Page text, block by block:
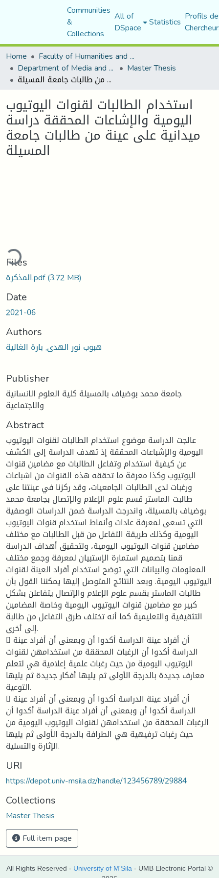
Communities
&
Collections
All of
DSpace Statistics Profils
Home
Faculty of Humanities and Social Sciences
Department of Media and Communication Studies Master Thesis
استخدام الطالبات لقنوات اليوتيوب اليومية والإشاعات المحققة دراسة ميدانية على عينة من طالبات جامعة المسيلة
استخدام الطالبات لقنوات اليوتيوب
اليومية والإشاعات المحققة دراسة
ميدانية على عينة من طالبات جامعة
المسيلة
Files
المذكرة.pdf(3.72 MB)
Date
2021-06
Authors
هبوب نور الهدى, بارة الغالية
Publisher
جامعة محمد بوضياف بالمسيلة كلية العلوم الانسانية
والاجتماعية
Abstract
عالجت الدراسة موضوع استخدام الطالبات لقنوات اليوتيوب
اليومية والإشباعات المحققة إذ تهدف الدراسة إلى الكشف
عن كيفية استخدام وتفاعل الطالبات مع مضامين قنوات
اليوتيوب وكذا معرفة ما تحققه هذه القنوات من اشباعات
ورغبات لدى الطالبات الجامعيات، وقد ركزنا في عينتنا على
طالبت الماستر قسم علوم الإعلام والإتصال بجامعة محمد
بوضياف بالمسيلة، واندرجت الدراسة ضمن الدراسات الوصفية
التي تسعى لمعرفة عادات وأنماط استخدام قنوات اليوتيوب
اليومية وكذلك طريقة التفاعل من قبل الطالبات مع مختلف
مضامين قنوات اليوتيوب اليومية، ولتحقيق أهداف الدراسة
قمنا بتصميم استمارة الإستبيان لمعرفة وجمع مختلف
المعلومات والبيانات التي توضح استخدام أفراد العينة لقنوات
اليوتيوب اليومية. وبعد النتائج المتوصل إليها يمكننا القول بأن
طالبات الماستر بقسم علوم الإعلام والإتصال يتفاعلن بشكل
كبير مع مضامين قنوات اليوتيوب اليومية وخاصة المضامين
التثقيفية والتعليمية كما أنه تختلف طرق التفاعل من طالبة
إلى أخرى.
 أن أفراد عينة الدراسة أكدوا أن وبمعنى أن أفراد عينة
الدراسة أكدوا أن الرغبات المحققة من استخدامهن لقنوات
اليوتيوب اليومية من حيث رغبات علمية إعلامية هي لتعلم
معارف جديدة بالدرجة الأولى ثم يليها أفكار جديدة ثم يليها
التوعية.
 أن أفراد عينة الدراسة أكدوا أن وبمعنى أن أفراد عينة
الدراسة أكدوا أن وبمعنى أن أفراد عينة الدراسة أكدوا أن
الرغبات المحققة من استخدامهن لقنوات اليوتيوب اليومية من
حيث رغبات ترفيهية هي الطرافة بالدرجة الأولى ثم يليها
الإثارة والتسلية.
URI
https://depot.univ-msila.dz/handle/123456789/29884
Collections
Master Thesis
Full item page
All Rights Reserved - University of M'Sila - UMB Electronic Portal ©